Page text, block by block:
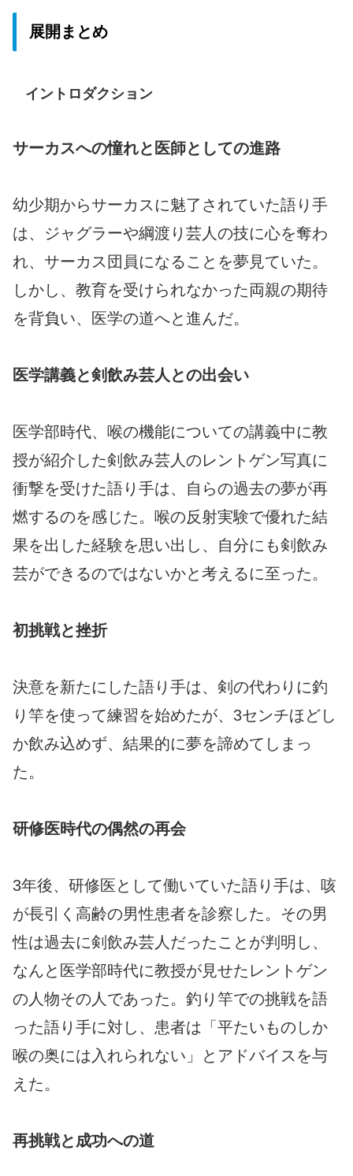
展開まとめ
イントロダクション
サーカスへの憧れと医師としての進路
幼少期からサーカスに魅了されていた語り手
は、ジャグラーや綱渡り芸人の技に心を奪わ
れ、サーカス団員になることを夢見ていた。
しかし、教育を受けられなかった両親の期待
を背負い、医学の道へと進んだ。
医学講義と剣飲み芸人との出会い
医学部時代、喉の機能についての講義中に教
授が紹介した剣飲み芸人のレントゲン写真に
衝撃を受けた語り手は、自らの過去の夢が再
燃するのを感じた。喉の反射実験で優れた結
果を出した経験を思い出し、自分にも剣飲み
芸ができるのではないかと考えるに至った。
初挑戦と挫折
決意を新たにした語り手は、剣の代わりに釣
り竿を使って練習を始めたが、3センチほどし
か飲み込めず、結果的に夢を諦めてしまっ
た。
研修医時代の偶然の再会
3年後、研修医として働いていた語り手は、咳
が長引く高齢の男性患者を診察した。その男
性は過去に剣飲み芸人だったことが判明し、
なんと医学部時代に教授が見せたレントゲン
の人物その人であった。釣り竿での挑戦を語
った語り手に対し、患者は「平たいものしか
喉の奥には入れられない」とアドバイスを与
えた。
再挑戦と成功への道